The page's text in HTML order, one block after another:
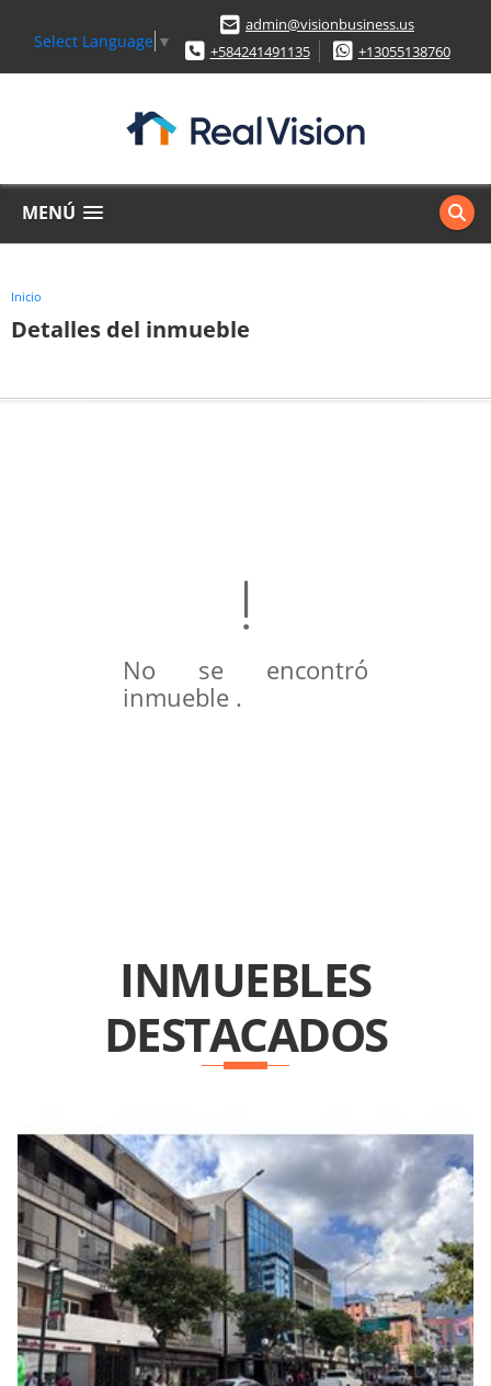
Select Language ▼
admin@visionbusiness.us
+584241491135
+13055138760
MENÚ
Inicio
Detalles del inmueble
No se encontró
inmueble .
INMUEBLES
DESTACADOS